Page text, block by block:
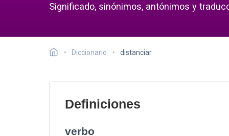
Significado, sinónimos, antónimos y
Diccionario distanciar
Definiciones
verbo